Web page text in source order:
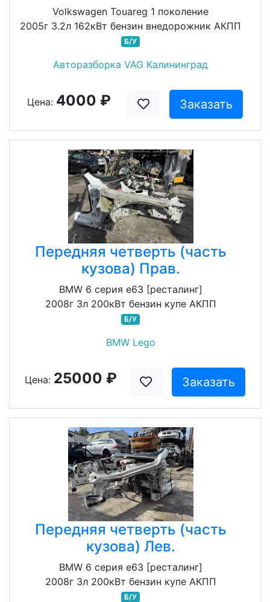
Volkswagen Touareg 1 поколение
2005г 3.2л 162кВт бензин внедорожник АКПП
Б/У
Авторазборка VAG Калининград
Цена: 4000 ₽ Заказать
Передняя четверть (часть
кузова) Прав.
BMW 6 серия e63 [ресталинг]
2008г 3л 200кВт бензин купе АКПП
Б/У
BMW Lego
Цена: 25000 ₽ Заказать
Передняя четверть (часть
кузова) Лев.
BMW 6 серия e63 [ресталинг]
2008г 3л 200кВт бензин купе АКПП
Б/У